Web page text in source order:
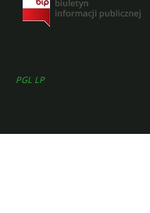
PGL LP